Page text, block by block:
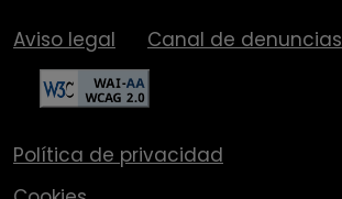
Aviso legal Canal de denuncias
Política de privacidad